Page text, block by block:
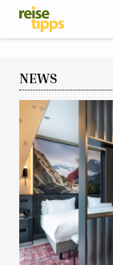
Skip to Content
NEWS